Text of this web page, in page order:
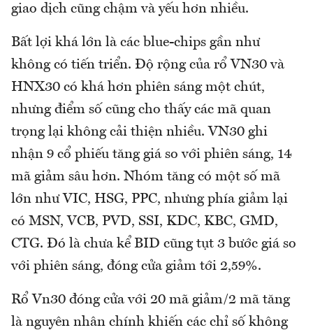
giao dịch cũng chậm và yếu hơn nhiều.
Bất lợi khá lớn là các blue-chips gần như
không có tiến triển. Độ rộng của rổ VN30 và
HNX30 có khá hơn phiên sáng một chút,
nhưng điểm số cũng cho thấy các mã quan
trọng lại không cải thiện nhiều. VN30 ghi
nhận 9 cổ phiếu tăng giá so với phiên sáng, 14
mã giảm sâu hơn. Nhóm tăng có một số mã
lớn như VIC, HSG, PPC, nhưng phía giảm lại
có MSN, VCB, PVD, SSI, KDC, KBC, GMD,
CTG. Đó là chưa kể BID cũng tụt 3 bước giá so
với phiên sáng, đóng cửa giảm tới 2,59%.
Rổ Vn30 đóng cửa với 20 mã giảm/2 mã tăng
là nguyên nhân chính khiến các chỉ số không